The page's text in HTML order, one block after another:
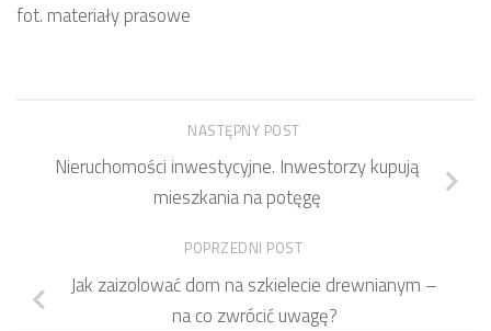
fot. materiały prasowe
NASTĘPNY POST
Nieruchomości inwestycyjne. Inwestorzy kupują
mieszkania na potęgę
POPRZEDNI POST
Jak zaizolować dom na szkielecie drewnianym –
na co zwrócić uwagę?